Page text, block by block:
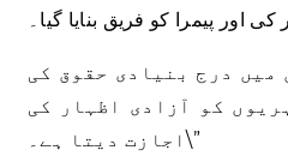
اور پیمرا کو فریق بنایا گیا۔
میں درج بنیادی حقوق کی
کو آزادی اظہار کی
اجازت دیتا ہے۔\”